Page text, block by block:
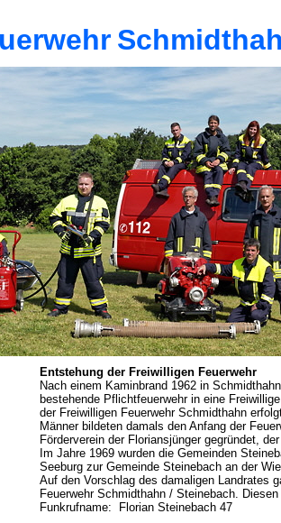
Entstehung der Freiwilligen Feuerwehr
Nach einem Kaminbrand 1962 in
bestehende Pflichtfeuerwehr in eine
der Freiwilligen Feuerwehr Schmidthahn
Männer bildeten damals den Anfang der
Förderverein der Floriansjünger gegründet,
Im Jahre 1969 wurden die Gemeinden
Seeburg zur Gemeinde Steinebach an der
Auf den Vorschlag des damaligen Landrates
Feuerwehr Schmidthahn / Steinebach.
Funkrufname: Florian Steinebach 47